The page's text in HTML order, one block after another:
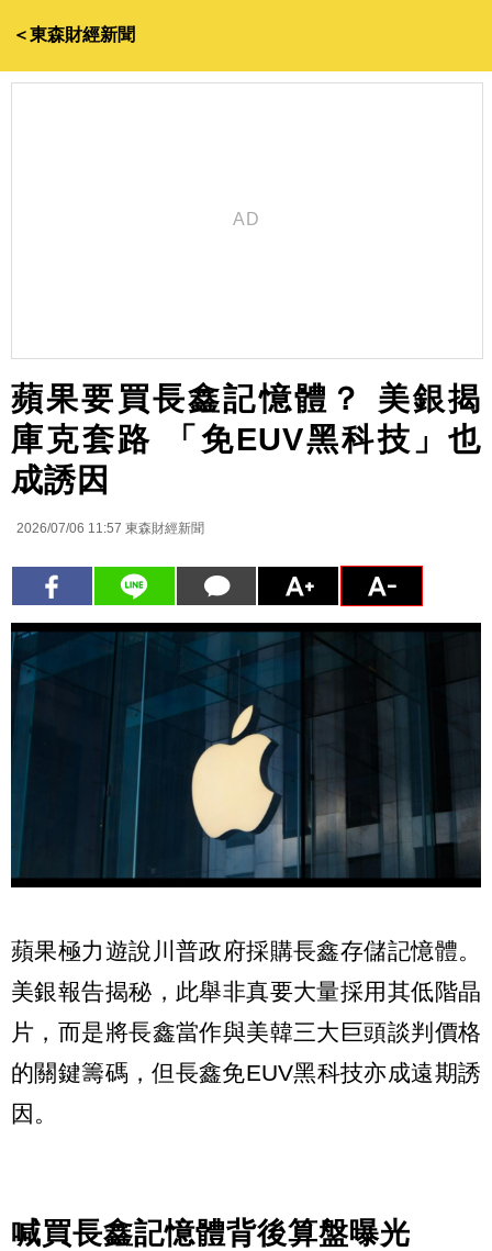
＜東森財經新聞
蘋果要買長鑫記憶體？ 美銀揭
庫克套路 「免EUV黑科技」也
成誘因
2026/07/06 11:57 東森財經新聞
蘋果極力遊說川普政府採購長鑫存儲記憶體。
美銀報告揭秘，此舉非真要大量採用其低階晶
片，而是將長鑫當作與美韓三大巨頭談判價格
的關鍵籌碼，但長鑫免EUV黑科技亦成遠期誘
因。
喊買長鑫記憶體背後算盤曝光